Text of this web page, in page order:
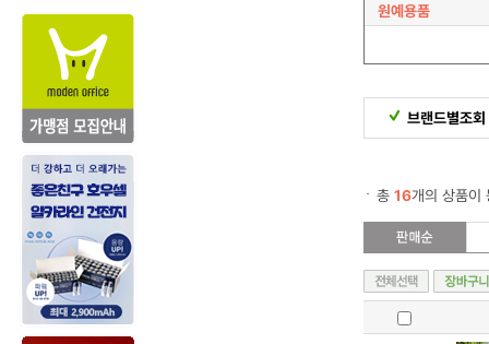
원예용품
브랜드별조회
총 16개의 상품이